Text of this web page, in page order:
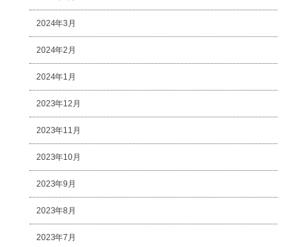
2024年3月
2024年2月
2024年1月
2023年12月
2023年11月
2023年10月
2023年9月
2023年8月
2023年7月